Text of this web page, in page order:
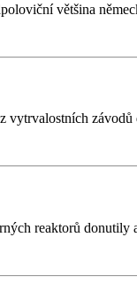
většina
vytrvalostních
reaktorů donutily